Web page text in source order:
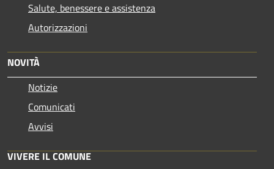
Salute, benessere e assistenza
Autorizzazioni
NOVITÀ
Notizie
Comunicati
Avvisi
VIVERE IL COMUNE